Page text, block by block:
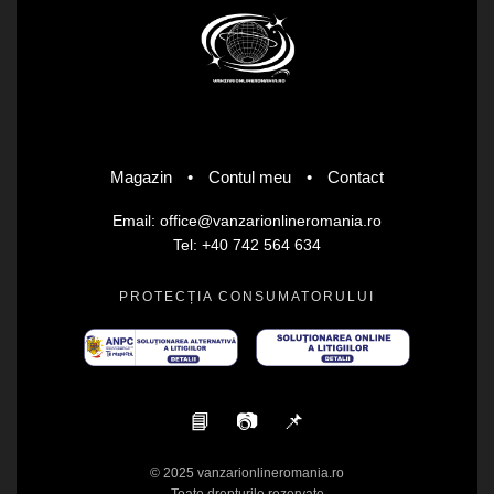
Magazin • Contul meu • Contact
Email: office@vanzarionlineromania.ro
Tel: +40 742 564 634
PROTECȚIA CONSUMATORULUI
📘 📷 📌
© 2025 vanzarionlineromania.ro